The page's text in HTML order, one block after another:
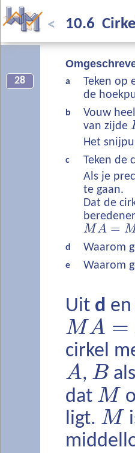
< 10.6
28 a
Teken op
de
b
Vouw
van zijde
Het
c Teken de
Als je
te gaan.
Dat de
MA =
d Waarom
e Waarom
Uit d en
MA =
cirkel
A, B als
dat M
ligt. M